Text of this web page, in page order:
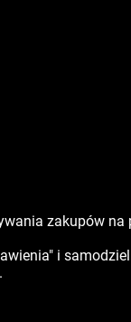
zakupów na
i
.